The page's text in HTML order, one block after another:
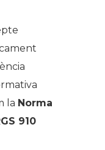
la Norma
910